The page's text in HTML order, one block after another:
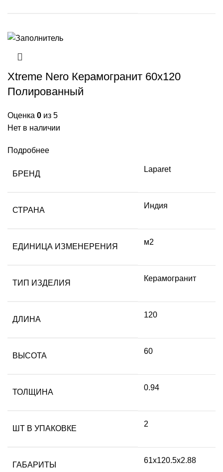
Xtreme Nero Керамогранит 60х120
Полированный
Оценка 0 из 5
Нет в наличии
Подробнее
БРЕНД
Laparet
СТРАНА
Индия
ЕДИНИЦА ИЗМЕНЕРЕНИЯ
м2
ТИП ИЗДЕЛИЯ
Керамогранит
ДЛИНА
120
ВЫСОТА
60
ТОЛЩИНА
0.94
ШТ В УПАКОВКЕ
2
ГАБАРИТЫ
61х120.5х2.88